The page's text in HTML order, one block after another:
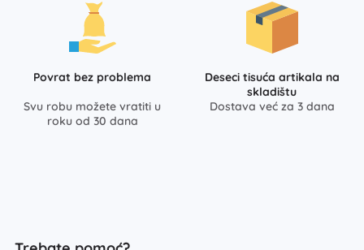
Povrat bez problema
Svu robu možete vratiti u
roku od 30 dana
Deseci tisuća artikala na
skladištu
Dostava već za 3 dana